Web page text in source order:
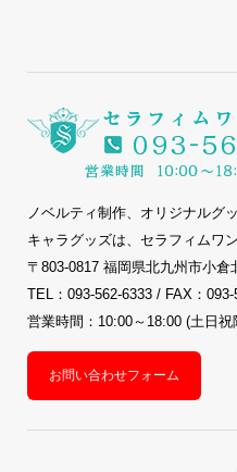
ノベルティ制作、オリジナルグ
キャラグッズは、セラフィムワ
〒803-0817 福岡県北九州市小倉
TEL：093-562-6333 / FAX：093-
営業時間：10:00～18:00 (土日祝
お問い合わせフォーム